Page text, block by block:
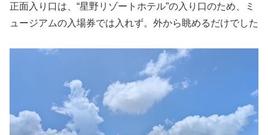
正面入り口は、“星野リゾートホテル”の入り口のため、ミ
ュージアムの入場券では入れず。外から眺めるだけでした